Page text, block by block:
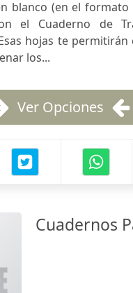
blanco (en el formato
el Cuaderno de
hojas te
los...
Ver Opciones
Cuadernos